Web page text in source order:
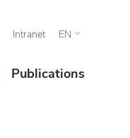
Intranet EN
Publications